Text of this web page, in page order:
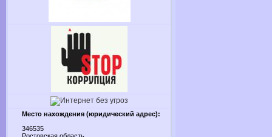
Место нахождения (юридический адрес):
346535